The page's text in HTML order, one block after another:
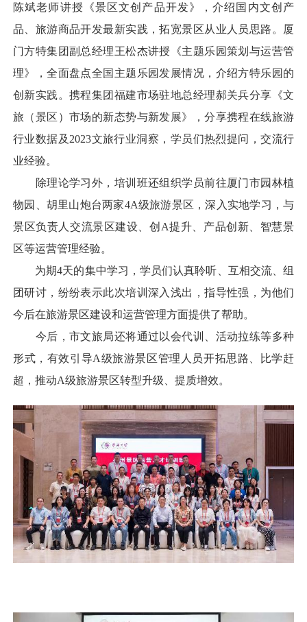
陈斌老师讲授《景区文创产品开发》，介绍国内文创产
品、旅游商品开发最新实践，拓宽景区从业人员思路。厦
门方特集团副总经理王松杰讲授《主题乐园策划与运营管
理》，全面盘点全国主题乐园发展情况，介绍方特乐园的
创新实践。携程集团福建市场驻地总经理郝关兵分享《文
旅（景区）市场的新态势与新发展》，分享携程在线旅游
行业数据及2023文旅行业洞察，学员们热烈提问，交流行
业经验。
除理论学习外，培训班还组织学员前往厦门市园林植
物园、胡里山炮台两家4A级旅游景区，深入实地学习，与
景区负责人交流景区建设、创A提升、产品创新、智慧景
区等运营管理经验。
为期4天的集中学习，学员们认真聆听、互相交流、组
团研讨，纷纷表示此次培训深入浅出，指导性强，为他们
今后在旅游景区建设和运营管理方面提供了帮助。
今后，市文旅局还将通过以会代训、活动拉练等多种
形式，有效引导A级旅游景区管理人员开拓思路、比学赶
超，推动A级旅游景区转型升级、提质增效。